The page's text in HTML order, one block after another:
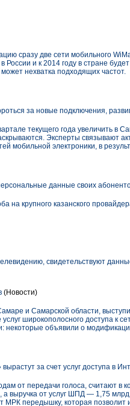
сразу две сети мобильного
и к 2014 году в стране
нехватка подходящих частот.
за новые подключения,
текущего года увеличить в
Эксперты связывают
мобильной электроники, в
данные своих
на крупного казанского
свидетельствуют
(Новости)
и Самарской области,
широкополосного доступа к
некоторые объявили о
за счет услуг доступа в
от передачи голоса, считают в
а выручка от услуг ШПД — 1,75
МРК передышку, которая